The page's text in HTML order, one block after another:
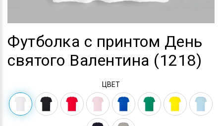
Футболка с принтом День
святого Валентина (1218)
ЦВЕТ